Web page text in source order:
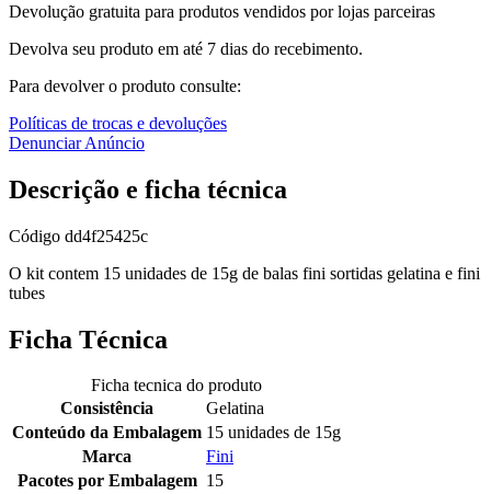
Devolução gratuita para produtos vendidos por lojas parceiras
Devolva seu produto em até 7 dias do recebimento.
Para devolver o produto consulte:
Políticas de trocas e devoluções
Denunciar Anúncio
Descrição e ficha técnica
Código dd4f25425c
O kit contem 15 unidades de 15g de balas fini sortidas gelatina e fini
tubes
Ficha Técnica
Ficha tecnica do produto
Consistência
Gelatina
Conteúdo da Embalagem 15 unidades de 15g
Marca
Fini
Pacotes por Embalagem 15